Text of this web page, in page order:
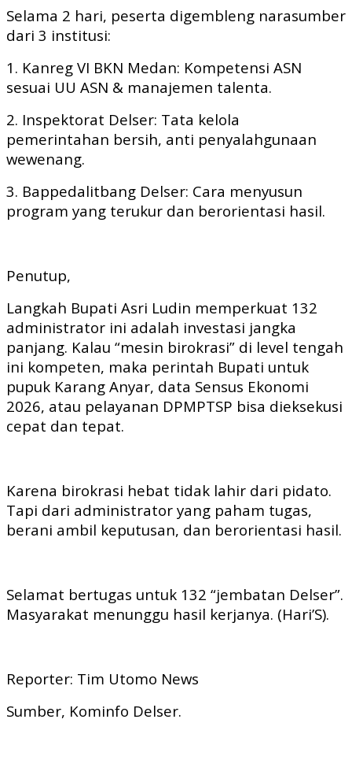
Selama 2 hari, peserta digembleng narasumber
dari 3 institusi:
1. Kanreg VI BKN Medan: Kompetensi ASN
sesuai UU ASN & manajemen talenta.
2. Inspektorat Delser: Tata kelola
pemerintahan bersih, anti penyalahgunaan
wewenang.
3. Bappedalitbang Delser: Cara menyusun
program yang terukur dan berorientasi hasil.
Penutup,
Langkah Bupati Asri Ludin memperkuat 132
administrator ini adalah investasi jangka
panjang. Kalau “mesin birokrasi” di level tengah
ini kompeten, maka perintah Bupati untuk
pupuk Karang Anyar, data Sensus Ekonomi
2026, atau pelayanan DPMPTSP bisa dieksekusi
cepat dan tepat.
Karena birokrasi hebat tidak lahir dari pidato.
Tapi dari administrator yang paham tugas,
berani ambil keputusan, dan berorientasi hasil.
Selamat bertugas untuk 132 “jembatan Delser”.
Masyarakat menunggu hasil kerjanya. (Hari’S).
Reporter: Tim Utomo News
Sumber, Kominfo Delser.